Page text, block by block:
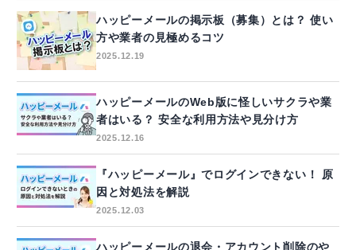
ハッピーメールの掲示板（募集）とは？ 使い
方や業者の見極めるコツ
2025.12.19
ハッピーメールのWeb版に怪しいサクラや業
者はいる？ 安全な利用方法や見分け方
2025.12.16
『ハッピーメール』でログインできない！ 原
因と対処法を解説
2025.12.03
ハッピーメールの退会・アカウント削除のや